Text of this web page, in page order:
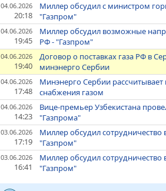
04.06.2026
20:18
Миллер обсудил с министром
"Газпром"
04.06.2026
19:45
Миллер обсудил возможные
РФ - "Газпром"
04.06.2026
19:40
Договор о поставках газа РФ в
минэнерго Сербии
04.06.2026
17:48
Минэнерго Сербии
снабжения газом
04.06.2026
14:23
Вице-премьер Узбекистана
"Газпрома"
03.06.2026
17:19
Миллер обсудил сотрудничество
"Газпром"
03.06.2026
16:41
Миллер обсудил сотрудничество
"Газпром"